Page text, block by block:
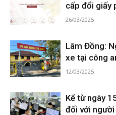
cấp đổi giấy
26/03/2025
Lâm Đồng:
xe tại công
12/03/2025
Kể từ ngày
đối với người